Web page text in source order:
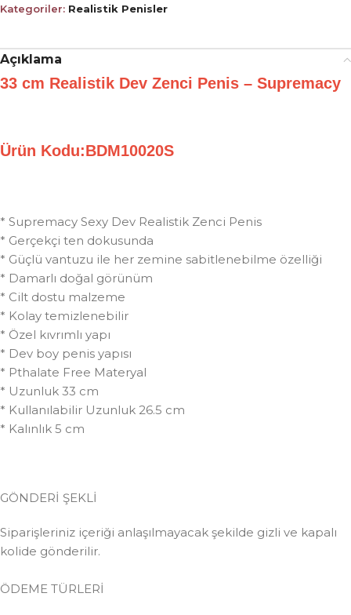
Kategoriler: Realistik Penisler
Açıklama
33 cm Realistik Dev Zenci Penis – Supremacy
Ürün Kodu:BDM10020S
* Supremacy Sexy Dev Realistik Zenci Penis
* Gerçekçi ten dokusunda
* Güçlü vantuzu ile her zemine sabitlenebilme özelliği
* Damarlı doğal görünüm
* Cilt dostu malzeme
* Kolay temizlenebilir
* Özel kıvrımlı yapı
* Dev boy penis yapısı
* Pthalate Free Materyal
* Uzunluk 33 cm
* Kullanılabilir Uzunluk 26.5 cm
* Kalınlık 5 cm
GÖNDERİ ŞEKLİ
Siparişleriniz içeriği anlaşılmayacak şekilde gizli ve kapalı
kolide gönderilir.
ÖDEME TÜRLERİ